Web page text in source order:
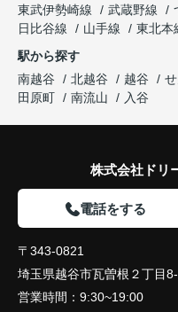
東武伊勢崎線
武蔵野線
日比谷線
山手線 東北本
駅から探す
南越谷
北越谷 越谷
田原町
南流山 入谷
株式会社ドリ
電話をする
〒343-0821
埼玉県越谷市瓦曽根２丁目
営業時間： 9:30~19:00